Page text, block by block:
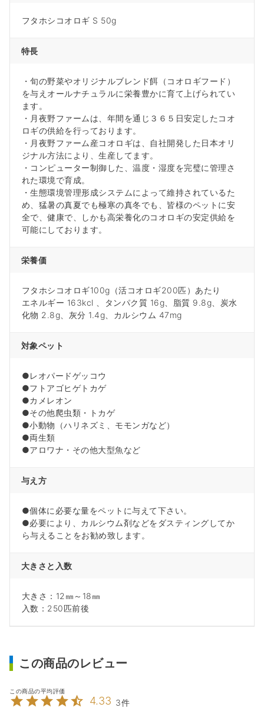
フタホシコオロギ S 50g
特長
・旬の野菜やオリジナルブレンド餌（コオロギフード）
を与えオールナチュラルに栄養豊かに育て上げられてい
ます。
・月夜野ファームは、年間を通じ３６５日安定したコオ
ロギの供給を行っております。
・月夜野ファーム産コオロギは、自社開発した日本オリ
ジナル方法により、生産してます。
・コンピューター制御した、温度・湿度を完璧に管理さ
れた環境で育成。
・生態環境管理形成システムによって維持されているた
め、猛暑の真夏でも極寒の真冬でも、皆様のペットに安
全で、健康で、しかも高栄養化のコオロギの安定供給を
可能にしております。
栄養価
フタホシコオロギ100g（活コオロギ200匹）あたり
エネルギー 163kcl 、タンパク質 16g、脂質 9.8g、炭水
化物 2.8g、灰分 1.4g、カルシウム 47mg
対象ペット
●レオパードゲッコウ
●フトアゴヒゲトカゲ
●カメレオン
●その他爬虫類・トカゲ
●小動物（ハリネズミ、モモンガなど）
●両生類
●アロワナ・その他大型魚など
与え方
●個体に必要な量をペットに与えて下さい。
●必要により、カルシウム剤などをダスティングしてか
ら与えることをお勧め致します。
大きさと入数
大きさ：12㎜～18㎜
入数：250匹前後
この商品のレビュー
4.33 3